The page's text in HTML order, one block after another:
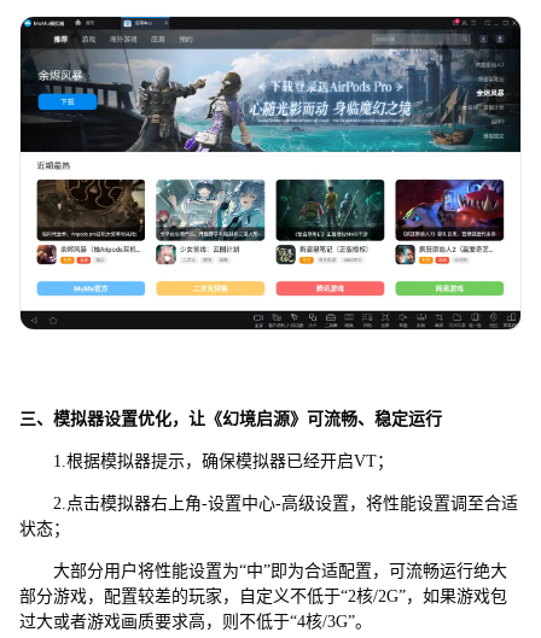
三、模拟器设置优化，让《幻境启源》可流畅、稳定运行
1.根据模拟器提示，确保模拟器已经开启VT；
2.点击模拟器右上角-设置中心-高级设置，将性能设置调至合适
状态；
大部分用户将性能设置为“中”即为合适配置，可流畅运行绝大
部分游戏，配置较差的玩家，自定义不低于“2核/2G”，如果游戏包
过大或者游戏画质要求高，则不低于“4核/3G”。